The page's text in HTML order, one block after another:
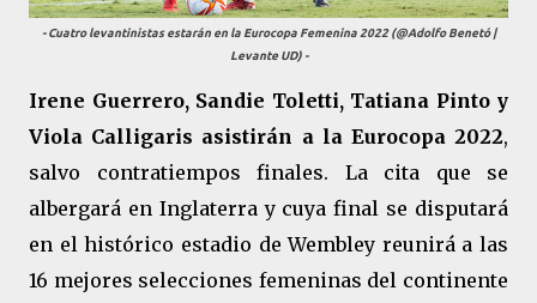
- Cuatro levantinistas estarán en la Eurocopa Femenina 2022 (@Adolfo Benetó |
Levante UD) -
Irene Guerrero, Sandie Toletti, Tatiana Pinto y
Viola Calligaris asistirán a la Eurocopa 2022,
salvo contratiempos finales. La cita que se
albergará en Inglaterra y cuya final se disputará
en el histórico estadio de Wembley reunirá a las
16 mejores selecciones femeninas del continente